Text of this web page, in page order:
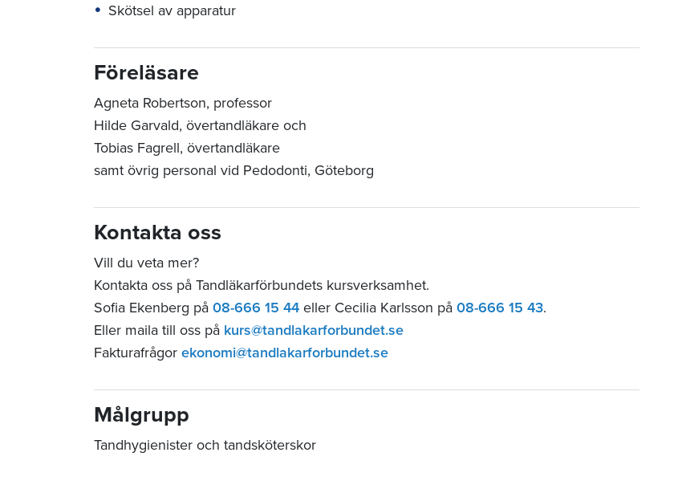
Skötsel av apparatur
Föreläsare
Agneta Robertson, professor
Hilde Garvald, övertandläkare och
Tobias Fagrell, övertandläkare
samt övrig personal vid Pedodonti, Göteborg
Kontakta oss
Vill du veta mer?
Kontakta oss på Tandläkarförbundets kursverksamhet.
Sofia Ekenberg på 08-666 15 44 eller Cecilia Karlsson på 08-666 15 43.
Eller maila till oss på kurs@tandlakarforbundet.se
Fakturafrågor ekonomi@tandlakarforbundet.se
Målgrupp
Tandhygienister och tandsköterskor